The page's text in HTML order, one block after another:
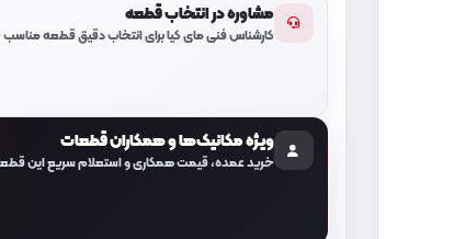
مشاوره در انتخاب قطعه
کارشناس فنی مای کیا برای انتخاب دقیق قطعه
ویژه مکانیک‌ها و همکاران قطعات
خرید عمده، قیمت همکاری و استعلام سریع این